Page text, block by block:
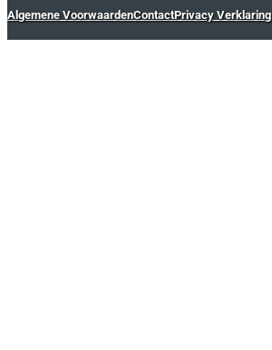
Algemene VoorwaardenContactPrivacy Verklaring